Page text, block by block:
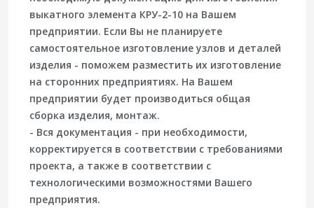
выкатного элемента КРУ-2-10 на Вашем
предприятии. Если Вы не планируете
самостоятельное изготовление узлов и деталей
изделия - поможем разместить их изготовление
на сторонних предприятиях. На Вашем
предприятии будет производиться общая
сборка изделия, монтаж.
- Вся документация - при необходимости,
корректируется в соответствии с требованиями
проекта, а также в соответствии с
технологическими возможностями Вашего
предприятия.